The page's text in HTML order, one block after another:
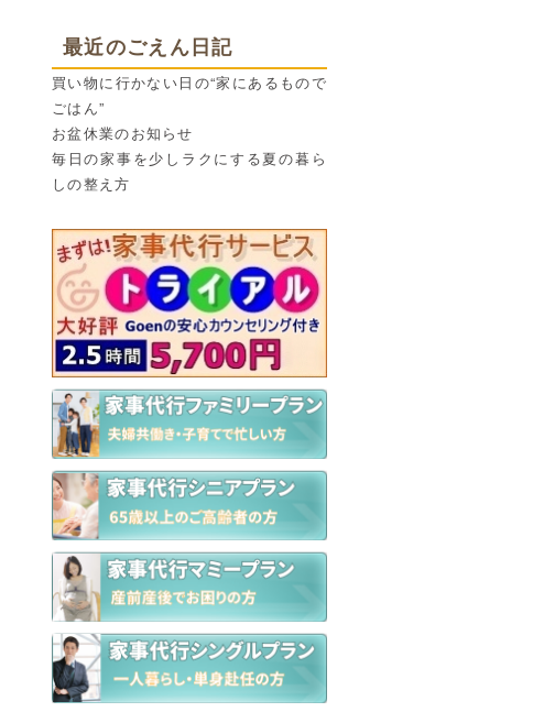
最近のごえん日記
買い物に行かない日の“家にあるもので
ごはん”
お盆休業のお知らせ
毎日の家事を少しラクにする夏の暮ら
しの整え方